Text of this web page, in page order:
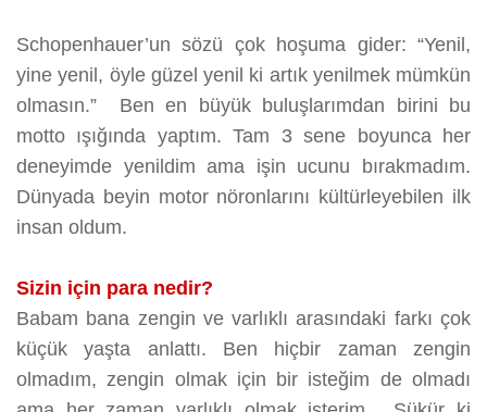
Schopenhauer’un sözü çok hoşuma gider: “Yenil,
yine yenil, öyle güzel yenil ki artık yenilmek mümkün
olmasın.” Ben en büyük buluşlarımdan birini bu
motto ışığında yaptım. Tam 3 sene boyunca her
deneyimde yenildim ama işin ucunu bırakmadım.
Dünyada beyin motor nöronlarını kültürleyebilen ilk
insan oldum.
Sizin için para nedir?
Babam bana zengin ve varlıklı arasındaki farkı çok
küçük yaşta anlattı. Ben hiçbir zaman zengin
olmadım, zengin olmak için bir isteğim de olmadı